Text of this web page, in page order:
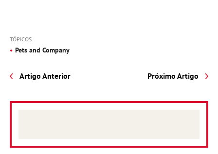
TÓPICOS
Pets and Company
Artigo Anterior Próximo Artigo